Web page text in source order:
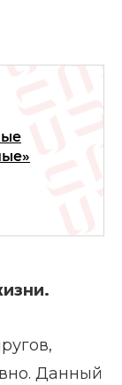
Данный